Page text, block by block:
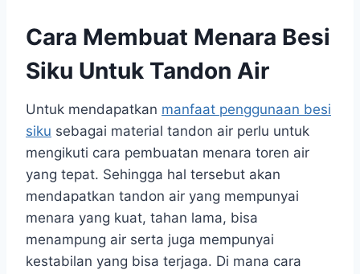
Cara Membuat Menara Besi
Siku Untuk Tandon Air
Untuk mendapatkan manfaat penggunaan besi
siku sebagai material tandon air perlu untuk
mengikuti cara pembuatan menara toren air
yang tepat. Sehingga hal tersebut akan
mendapatkan tandon air yang mempunyai
menara yang kuat, tahan lama, bisa
menampung air serta juga mempunyai
kestabilan yang bisa terjaga. Di mana cara